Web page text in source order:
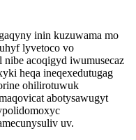
inin kuzuwama mo
lyvetoco vo
acoqigyd iwumusecaz
heqa ineqexedutugag
ohilirotuwuk
abotysawugyt
uv.